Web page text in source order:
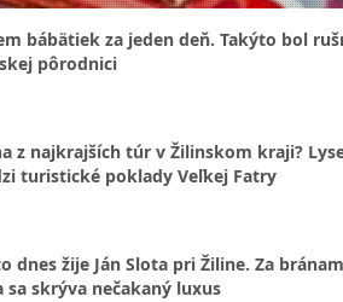
bábätiek za jeden deň. Takýto bol
pôrodnici
z najkrajších túr v Žilinskom kraji?
turistické poklady Veľkej Fatry
dnes žije Ján Slota pri Žiline. Za
sa skrýva nečakaný luxus